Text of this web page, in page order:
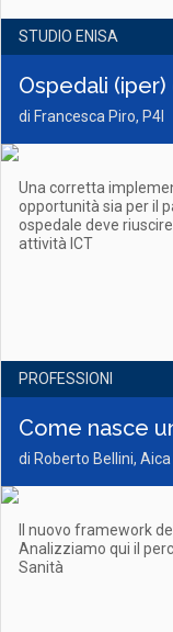
STUDIO ENISA
Ospedali
di Francesca Piro, P4I
Una corretta
opportunità sia per il
ospedale deve
attività ICT
PROFESSIONI
Come nasce
di Roberto Bellini, Aica
Il nuovo framework
Analizziamo qui il
Sanità